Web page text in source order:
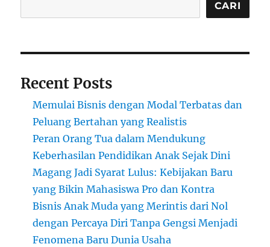
CARI
Recent Posts
Memulai Bisnis dengan Modal Terbatas dan
Peluang Bertahan yang Realistis
Peran Orang Tua dalam Mendukung
Keberhasilan Pendidikan Anak Sejak Dini
Magang Jadi Syarat Lulus: Kebijakan Baru
yang Bikin Mahasiswa Pro dan Kontra
Bisnis Anak Muda yang Merintis dari Nol
dengan Percaya Diri Tanpa Gengsi Menjadi
Fenomena Baru Dunia Usaha